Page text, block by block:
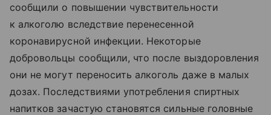
сообщили о повышении чувствительности
к алкоголю вследствие перенесенной
коронавирусной инфекции. Некоторые
добровольцы сообщили, что после выздоровления
они не могут переносить алкоголь даже в малых
дозах. Последствиями употребления спиртных
напитков зачастую становятся сильные головные